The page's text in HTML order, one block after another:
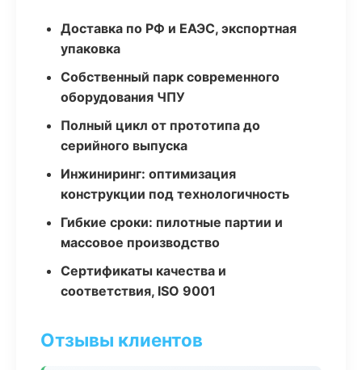
Доставка по РФ и ЕАЭС, экспортная
упаковка
Собственный парк современного
оборудования ЧПУ
Полный цикл от прототипа до
серийного выпуска
Инжиниринг: оптимизация
конструкции под технологичность
Гибкие сроки: пилотные партии и
массовое производство
Сертификаты качества и
соответствия, ISO 9001
Отзывы клиентов